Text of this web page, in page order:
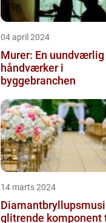
04 april 2024
Murer: En uundværlig
håndværker i
byggebranchen
14 marts 2024
glitrende komponent